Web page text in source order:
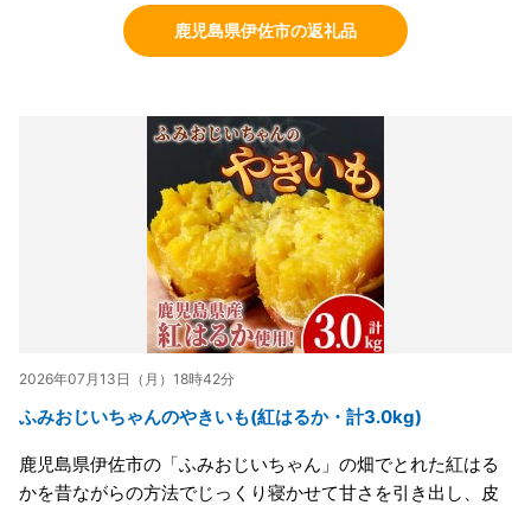
鹿児島県伊佐市の返礼品
2026年07月13日（月）18時42分
ふみおじいちゃんのやきいも(紅はるか・計3.0kg)
鹿児島県伊佐市の「ふみおじいちゃん」の畑でとれた紅はる
かを昔ながらの方法でじっくり寝かせて甘さを引き出し、皮